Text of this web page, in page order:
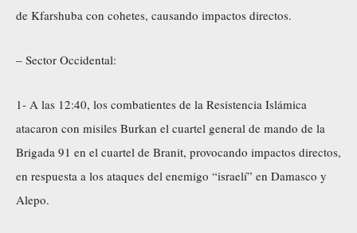
de Kfarshuba con cohetes, causando impactos directos.
– Sector Occidental:
1- A las 12:40, los combatientes de la Resistencia Islámica
atacaron con misiles Burkan el cuartel general de mando de la
Brigada 91 en el cuartel de Branit, provocando impactos directos,
en respuesta a los ataques del enemigo “israelí” en Damasco y
Alepo.